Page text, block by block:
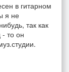
в гитарном
я не
так как
то он